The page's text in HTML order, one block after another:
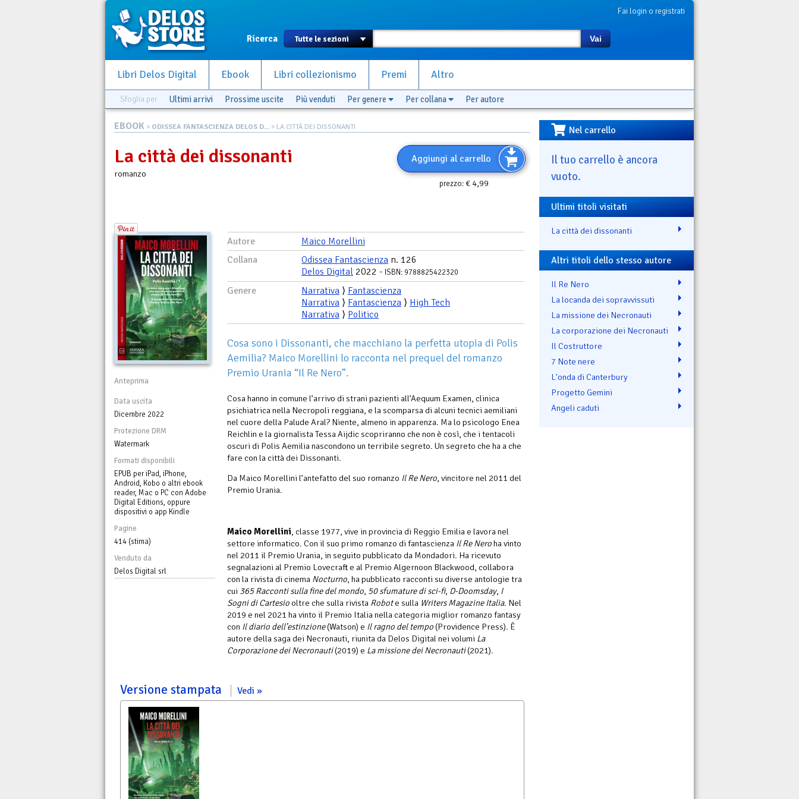
Fai login o registrati
Ricerca Vai
Libri Delos Digital Ebook Libri collezionismo Premi Altro
Sfoglia per Ultimi arrivi Prossime uscite Più venduti Per genere Per collana Per autore
EBOOK > ODISSEA FANTASCIENZA DELOS D... > LA CITTÀ DEI DISSONANTI
Aggiungi al carrello
prezzo:€ 4,99
La città dei dissonanti
romanzo
Anteprima
Data uscita
Dicembre 2022
Protezione DRM
Watermark
Formati disponibili
EPUB per iPad, iPhone,
Android, Kobo o altri ebook
reader, Mac o PC con Adobe
Digital Editions, oppure
dispositivi o app Kindle
Pagine
414 (stima)
Venduto da
Delos Digital srl
Autore
Maico Morellini
Collana
Odissea Fantascienza n. 126
Delos Digital 2022 - ISBN: 9788825422320
Genere Narrativa ⟩ Fantascienza
Narrativa ⟩ Fantascienza ⟩ High Tech
Narrativa ⟩ Politico
Cosa sono i Dissonanti, che macchiano la perfetta utopia di Polis
Aemilia? Maico Morellini lo racconta nel prequel del romanzo
Premio Urania “Il Re Nero”.
Cosa hanno in comune l’arrivo di strani pazienti all’Aequum Examen, clinica
psichiatrica nella Necropoli reggiana, e la scomparsa di alcuni tecnici aemiliani
nel cuore della Palude Aral? Niente, almeno in apparenza. Ma lo psicologo Enea
Reichlin e la giornalista Tessa Aijdic scopriranno che non è così, che i tentacoli
oscuri di Polis Aemilia nascondono un terribile segreto. Un segreto che ha a che
fare con la città dei Dissonanti.
Da Maico Morellini l’antefatto del suo romanzo Il Re Nero, vincitore nel 2011 del
Premio Urania.
Maico Morellini, classe 1977, vive in provincia di Reggio Emilia e lavora nel
settore informatico. Con il suo primo romanzo di fantascienza Il Re Neroha vinto
nel 2011 il Premio Urania, in seguito pubblicato da Mondadori. Ha ricevuto
segnalazioni al Premio Lovecraft e al Premio Algernoon Blackwood, collabora
con la rivista di cinema Nocturno, ha pubblicato racconti su diverse antologie tra
cui 365 Racconti sulla fine del mondo, 50 sfumature di sci-fi, D-Doomsday, I
Sogni di Cartesiooltre che sulla rivista Robote sulla Writers Magazine Italia. Nel
2019 e nel 2021 ha vinto il Premio Italia nella categoria miglior romanzo fantasy
con Il diario dell’estinzione(Watson) e Il ragno del tempo(Providence Press). È
autore della saga dei Necronauti, riunita da Delos Digital nei volumi La
Corporazione dei Necronauti(2019) e La missione dei Necronauti(2021).
Versione stampata Vedi
Nel carrello
Il tuo carrello è ancora
vuoto.
Ultimi titoli visitati
La città dei dissonanti
Altri titoli dello stesso autore
Il Re Nero
La locanda dei sopravvissuti
La missione dei Necronauti
La corporazione dei Necronauti
Il Costruttore
7 Note nere
L'onda di Canterbury
Progetto Gemini
Angeli caduti